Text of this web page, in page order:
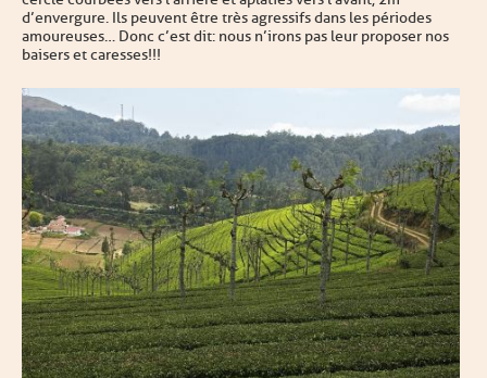
d’envergure. Ils peuvent être très agressifs dans les périodes
amoureuses… Donc c’est dit : nous n’irons pas leur proposer nos
baisers et caresses !!!